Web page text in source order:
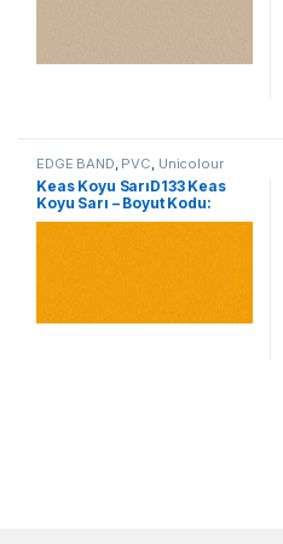
EDGE BAND, PVC, Unicolour
Keas Koyu SarıD133 Keas
Koyu Sarı – Boyut Kodu:
0104